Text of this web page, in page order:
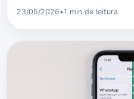
23/05/2026•1 min de leitura